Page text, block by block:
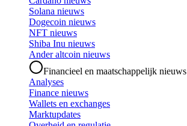
Solana nieuws
Dogecoin nieuws
NFT nieuws
Shiba Inu nieuws
Ander altcoin nieuws
Financieel en maatschappelijk nieuws
Analyses
Finance nieuws
Wallets en exchanges
Marktupdates